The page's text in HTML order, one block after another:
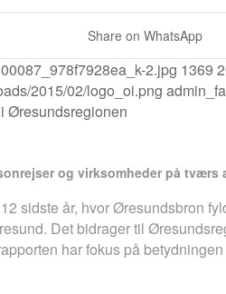
Share on WhatsApp
2.jpg 1369
2015/02/logo_oi.png
Øresundsregionen
og virksomheder på tværs
sidste år, hvor Øresundsbron
Det bidrager til
har fokus på